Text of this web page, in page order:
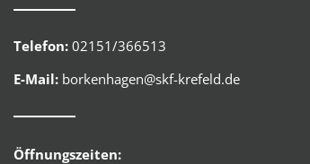
Telefon:02151/366513
E-Mail:borkenhagen@skf-krefeld.de
Öffnungszeiten: